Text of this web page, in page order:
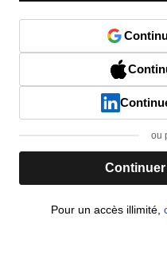
ou
Continuer
Pour un accès illimité,